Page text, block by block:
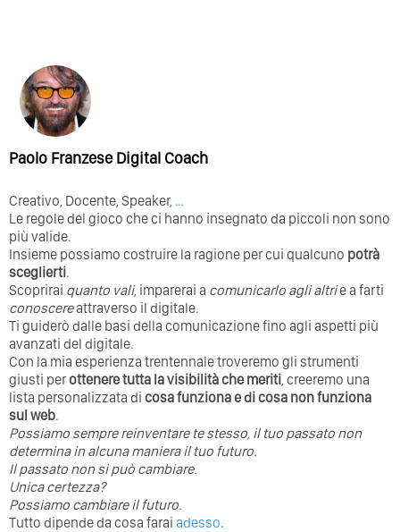
Paolo Franzese Digital Coach
Creativo, Docente, Speaker, …
Le regole del gioco che ci hanno insegnato da piccoli non sono
più valide.
Insieme possiamo costruire la ragione per cui qualcuno potrà
sceglierti.
Scoprirai quanto vali, imparerai a comunicarlo agli altrie a farti
conoscereattraverso il digitale.
Ti guiderò dalle basi della comunicazione fino agli aspetti più
avanzati del digitale.
Con la mia esperienza trentennale troveremo gli strumenti
giusti perottenere tutta la visibilità che meriti , creeremo una
lista personalizzata di cosa funziona e di cosa non funziona
sul web.
Possiamo sempre reinventare te stesso, il tuo passato non
determina in alcuna maniera il tuo futuro. ⁣
⁣Il passato non si può cambiare.
Unica certezza?
Possiamo cambiare il futuro.
Tutto dipende da cosa farai adesso.